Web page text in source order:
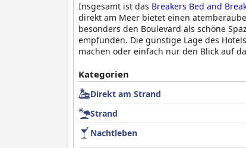
Insgesamt ist das Breakers Bed and
direkt am Meer bietet einen
besonders den Boulevard als schöne
empfunden. Die günstige Lage des
machen oder einfach nur den Blick auf
Kategorien
Direkt am Strand
Strand
Nachtleben